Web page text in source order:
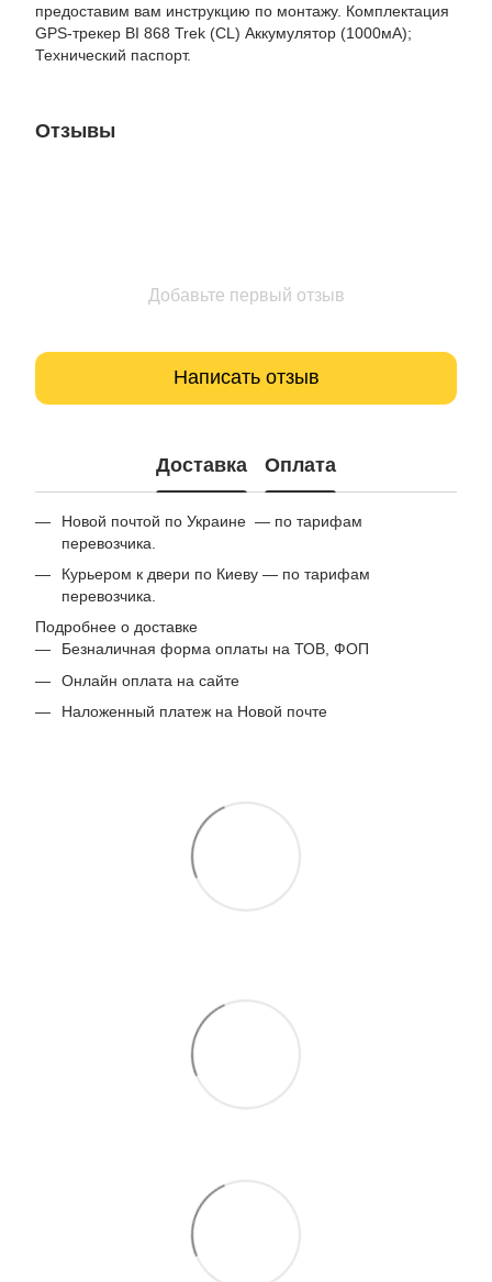
предоставим вам инструкцию по монтажу. Комплектация
GPS-трекер BI 868 Trek (CL) Аккумулятор (1000мА);
Технический паспорт.
Отзывы
Добавьте первый отзыв
Написать отзыв
Доставка Оплата
Новой почтой по Украине — по тарифам
перевозчика.
Курьером к двери по Киеву — по тарифам
перевозчика.
Подробнее о доставке
Безналичная форма оплаты на ТОВ, ФОП
Онлайн оплата на сайте
Наложенный платеж на Новой почте